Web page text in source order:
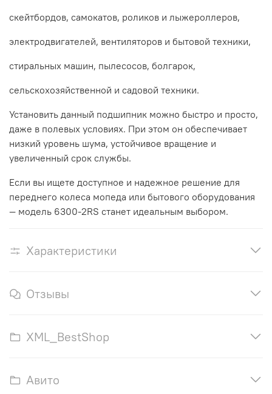
скейтбордов, самокатов, роликов и лыжероллеров,
электродвигателей, вентиляторов и бытовой техники,
стиральных машин, пылесосов, болгарок,
сельскохозяйственной и садовой техники.
Установить данный подшипник можно быстро и просто,
даже в полевых условиях. При этом он обеспечивает
низкий уровень шума, устойчивое вращение и
увеличенный срок службы.
Если вы ищете доступное и надежное решение для
переднего колеса мопеда или бытового оборудования
— модель 6300-2RS станет идеальным выбором.
Характеристики
Отзывы
XML_BestShop
Авито